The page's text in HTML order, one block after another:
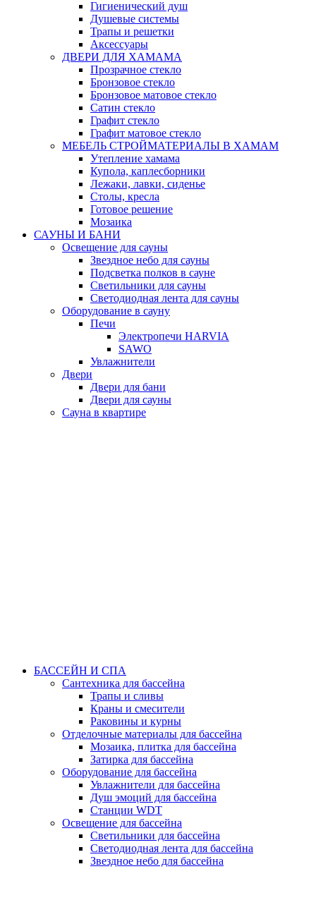
Гигиенический душ
Душевые системы
Трапы и решетки
Аксессуары
ДВЕРИ ДЛЯ ХАМАМА
Прозрачное стекло
Бронзовое стекло
Бронзовое матовое стекло
Сатин стекло
Графит стекло
Графит матовое стекло
МЕБЕЛЬ СТРОЙМАТЕРИАЛЫ В ХАМАМ
Утепление хамама
Купола, каплесборники
Лежаки, лавки, сиденье
Столы, кресла
Готовое решение
Мозаика
САУНЫ И БАНИ
Освещение для сауны
Звездное небо для сауны
Подсветка полков в сауне
Светильники для сауны
Светодиодная лента для сауны
Оборудование в сауну
Печи
Электропечи HARVIA
SAWO
Увлажнители
Двери
Двери для бани
Двери для сауны
Сауна в квартире
БАССЕЙН И СПА
Сантехника для бассейна
Трапы и сливы
Краны и смесители
Раковины и курны
Отделочные материалы для бассейна
Мозаика, плитка для бассейна
Затирка для бассейна
Оборудование для бассейна
Увлажнители для бассейна
Душ эмоций для бассейна
Станции WDT
Освещение для бассейна
Светильники для бассейна
Светодиодная лента для бассейна
Звездное небо для бассейна